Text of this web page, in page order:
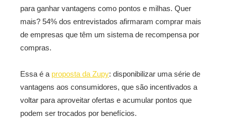
para ganhar vantagens como pontos e milhas. Quer
mais? 54% dos entrevistados afirmaram comprar mais
de empresas que têm um sistema de recompensa por
compras.
Essa é a proposta da Zupy: disponibilizar uma série de
vantagens aos consumidores, que são incentivados a
voltar para aproveitar ofertas e acumular pontos que
podem ser trocados por benefícios.